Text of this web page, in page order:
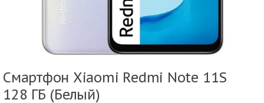
Смартфон Xiaomi Redmi Note 11S
128 ГБ (Белый)